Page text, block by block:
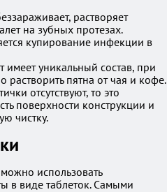
растворяет
на зубных протезах.
купирование инфекции в
имеет уникальный состав, при
пятна от чая и кофе.
отсутствуют, то это
поверхности конструкции и
чистку.
использовать
в виде таблеток. Самыми